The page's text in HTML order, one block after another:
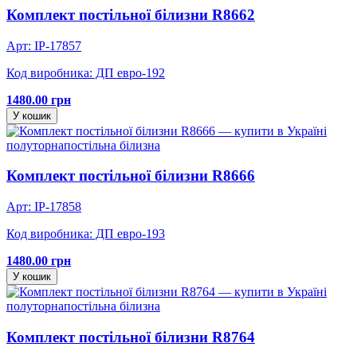
Комплект постільної білизни R8662
Арт: IP-17857
Код виробника: ДП евро-192
1480.00 грн
У кошик
полуторнапостільна білизна
Комплект постільної білизни R8666
Арт: IP-17858
Код виробника: ДП евро-193
1480.00 грн
У кошик
полуторнапостільна білизна
Комплект постільної білизни R8764